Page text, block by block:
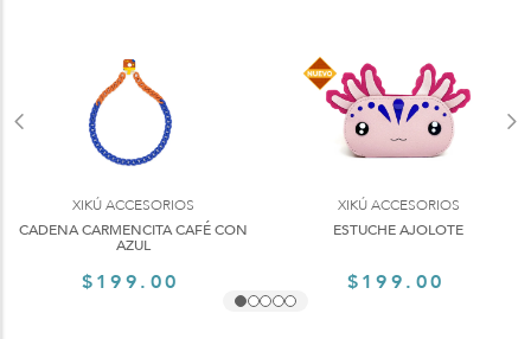
XIKÚ ACCESORIOS
CADENA CARMENCITA CAFÉ CON
AZUL
$199.00
XIKÚ ACCESORIOS
ESTUCHE AJOLOTE
$199.00